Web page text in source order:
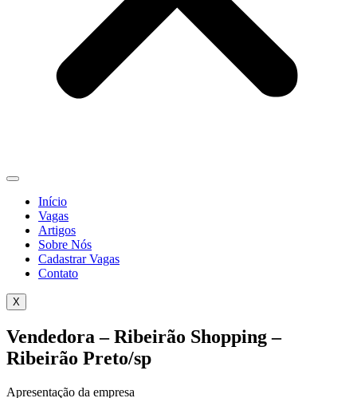
Início
Vagas
Artigos
Sobre Nós
Cadastrar Vagas
Contato
X
Vendedora – Ribeirão Shopping –
Ribeirão Preto/sp
Apresentação da empresa